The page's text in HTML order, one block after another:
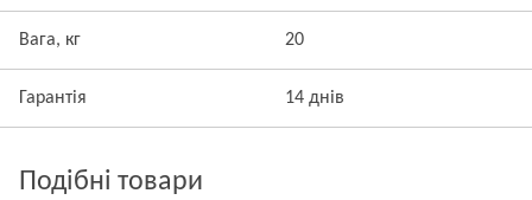
Вага, кг 20
Гарантія 14 днів
Подібні товари